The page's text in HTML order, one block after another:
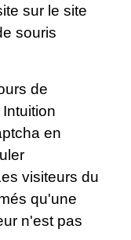
sur le site
souris
de
en
visiteurs du
qu'une
n'est pas